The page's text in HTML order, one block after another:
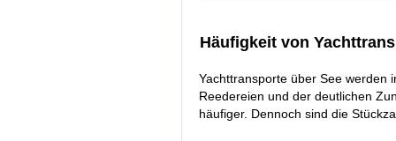
Häufigkeit von
Yachttransporte über See werden
Reedereien und der deutlichen
häufiger. Dennoch sind die